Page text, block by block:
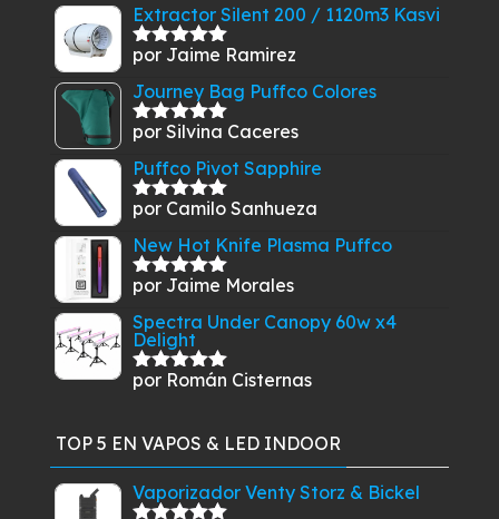
$65.610.$59.410.
Extractor Silent 200 / 1120m3 Kasvi
Valorado
por Jaime Ramirez
Journey Bag Puffco Colores
Valorado
por Silvina Caceres
Puffco Pivot Sapphire
Valorado
por Camilo Sanhueza
New Hot Knife Plasma Puffco
Valorado
por Jaime Morales
Spectra Under Canopy 60w x4
Delight
Valorado
por Román Cisternas
TOP 5 EN VAPOS & LED INDOOR
Vaporizador Venty Storz & Bickel